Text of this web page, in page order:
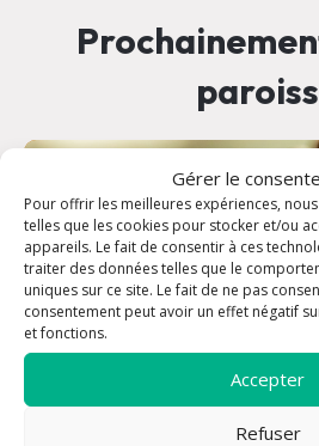
Gérer le
Pour offrir les meilleures expériences,
telles que les cookies pour stocker et/ou
appareils. Le fait de consentir à ces
traiter des données telles que le
uniques sur ce site. Le fait de ne pas
consentement peut avoir un effet négatif
et fonctions.
Accepter
Refuser